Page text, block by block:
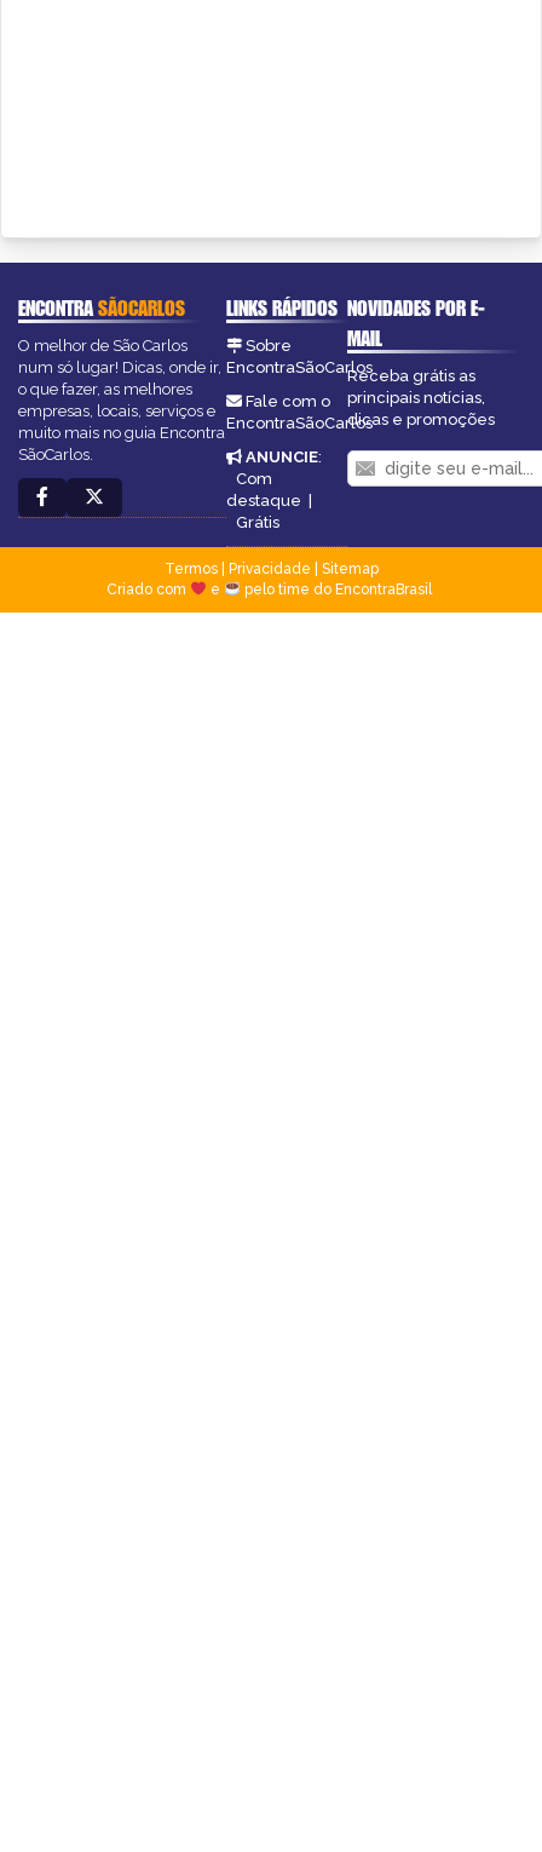
ENCONTRASÃOCARLOS
O melhor de São Carlos
num só lugar! Dicas, onde ir,
o que fazer, as melhores
empresas, locais, serviços e
muito mais no guia Encontra
SãoCarlos.
LINKS RÁPIDOS
Sobre
EncontraSãoCarlos
Fale com o
EncontraSãoCarlos
ANUNCIE:
Com
destaque |
Grátis
NOVIDADES POR E-
MAIL
Receba grátis as
principais notícias,
dicas e promoções
Termos| Privacidade
Sitemap
Criado com
e pelo time do EncontraBrasil